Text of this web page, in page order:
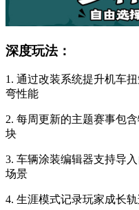
深度玩法：
1. 通过改装系统提升机车
弯性能
2. 每周更新的主题赛事包
块
3. 车辆涂装编辑器支持导
场景
4. 生涯模式记录玩家成长